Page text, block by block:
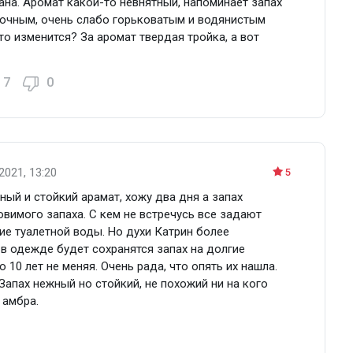
очень слабо горьковатым и водянистым
изменится? За аромат твердая тройка, а вот
7 0
5
13:20
и стойкий арамат, хожу два дня а запах
запаха. С кем не встречусь все задают
туалетной воды. Но духи Катрин более
будет сохранятся запах на долгие
лет не меняя. Очень рада, что опять их нашла.
нежный но стойкий, не похожий ни на кого